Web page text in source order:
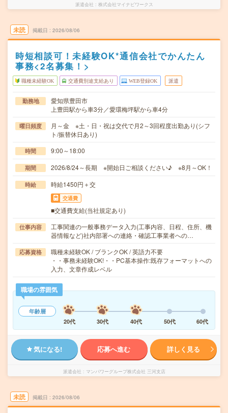
派遣会社 株式会社マイナビワークス
未読 掲載日 2026/08/06
時短相談可！未経験OK*通信会社でかんたん
事務<2名募集！>
職種未経験OK 交通費別途支給あり WEB登録OK 派遣
勤務地
愛知県豊田市
上豊田駅から車3分／愛環梅坪駅から車4分
曜日頻度
月～金 ※土・日・祝は交代で月2～3回程度出勤あり(シフ
ト/振替休日あり)
時間 9:00～18:00
期間 2026/8/24～長期 ※開始日ご相談ください♪ ※8月～OK！
時給 時給1450円＋交
交通費
■交通費支給(当社規定あり)
仕事内容
工事関連の一般事務データ入力(工事内容、日程、住所、機
器情報など)社内部署への連絡・確認工事業者への…
応募資格
職種未経験OK / ブランクOK / 英語力不要
・・事務未経験OK!・・PC基本操作:既存フォーマットへの
入力、文章作成レベル
職場の雰囲気
年齢層
20代
30代 40代 50代 60代
気になる! 応募へ進む 詳しく見る
派遣会社 マンパワーグループ株式会社 三河支店
未読 掲載日 2026/08/06